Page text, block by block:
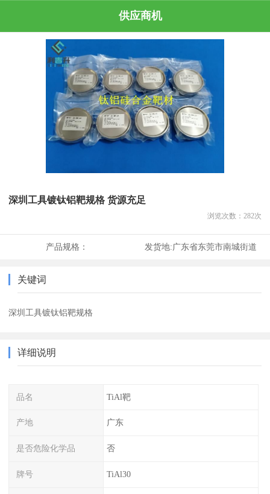
供应商机
深圳工具镀钛铝靶规格 货源充足
浏览次数： 282次
产品规格： 发货地:广东省东莞市南城街道
关键词
深圳工具镀钛铝靶规格
详细说明
品名 TiAl靶
产地 广东
是否危险化学品 否
牌号 TiAl30